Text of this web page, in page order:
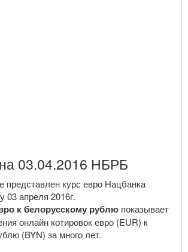
03.04.2016 НБРБ
представлен курс евро Нацбанка
03 апреля 2016г.
к белорусскому рублю показывает
онлайн котировок евро (EUR) к
(BYN) за много лет.